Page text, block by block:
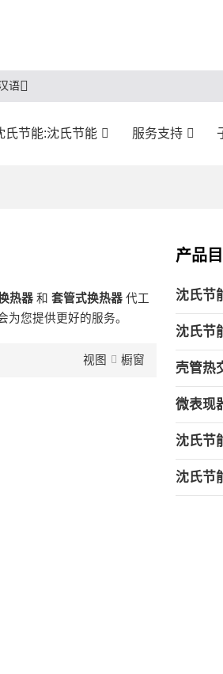
语
氏节能:沈氏节能 服务支持
热器和 套管式换热器代工
为您提供更好的服务。
视图 橱窗
产品
沈氏节
沈氏节
壳管热
微表现
沈氏节
沈氏节